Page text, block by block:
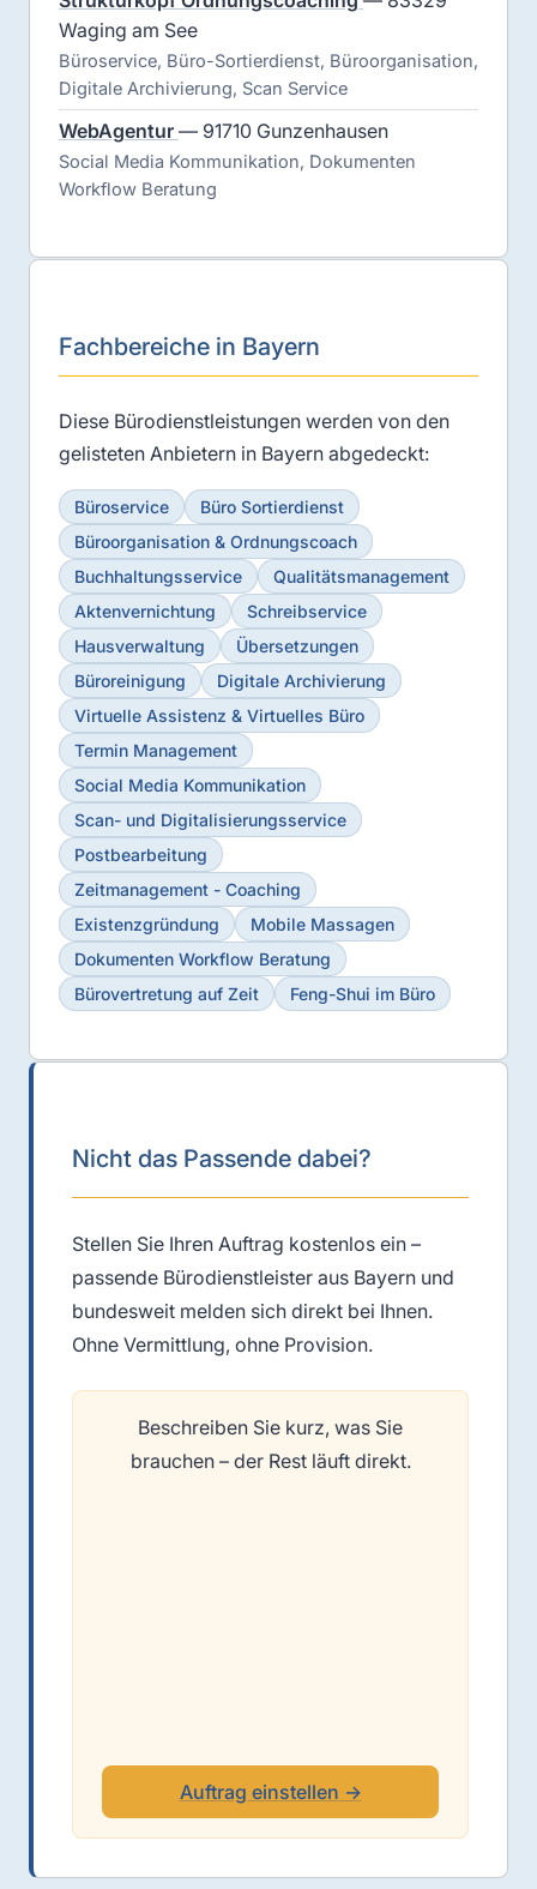
Waging am See
Büroservice, Büro-Sortierdienst, Büroorganisation,
Digitale Archivierung, Scan Service
WebAgentur — 91710 Gunzenhausen
Social Media Kommunikation, Dokumenten
Workflow Beratung
Fachbereiche in Bayern
Diese Bürodienstleistungen werden von den
gelisteten Anbietern in Bayern abgedeckt:
Büroservice
Büro Sortierdienst
Büroorganisation & Ordnungscoach
Buchhaltungsservice
Qualitätsmanagement
Aktenvernichtung
Schreibservice
Hausverwaltung
Übersetzungen
Büroreinigung
Digitale Archivierung
Virtuelle Assistenz & Virtuelles Büro
Termin Management
Social Media Kommunikation
Scan- und Digitalisierungsservice
Postbearbeitung
Zeitmanagement - Coaching
Existenzgründung
Mobile Massagen
Dokumenten Workflow Beratung
Bürovertretung auf Zeit
Feng-Shui im Büro
Nicht das Passende dabei?
Stellen Sie Ihren Auftrag kostenlos ein –
passende Bürodienstleister aus Bayern und
bundesweit melden sich direkt bei Ihnen.
Ohne Vermittlung, ohne Provision.
Beschreiben Sie kurz, was Sie
brauchen – der Rest läuft direkt.
Auftrag einstellen →